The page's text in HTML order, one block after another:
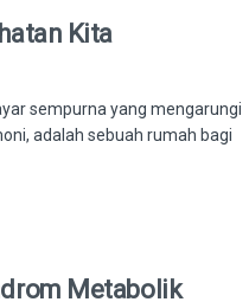
Kita
sempurna yang mengarungi
adalah sebuah rumah bagi
Metabolik